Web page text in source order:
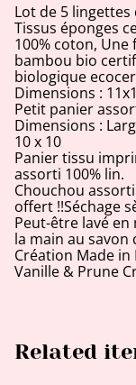
Lot de 5
Tissus éponges
100% coton, Une
bambou bio
biologique
Dimensions :
Petit panier
Dimensions :
10 x 10
Panier tissu
assorti 100% lin.
Chouchou
offert !!Séchage
Peut-être lavé en
la main au savon
Création Made
Vanille & Prune
Related